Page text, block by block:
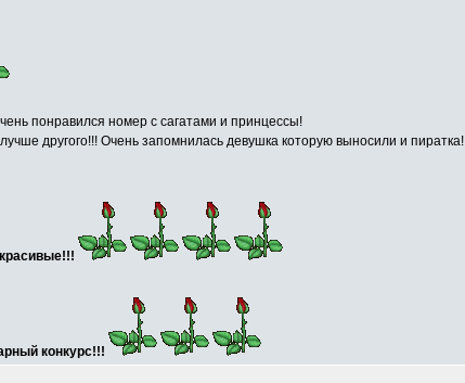
понравился номер с сагатами и принцессы!
другого!!! Очень запомнилась девушка которую выносили и пиратка!
конкурс!!!